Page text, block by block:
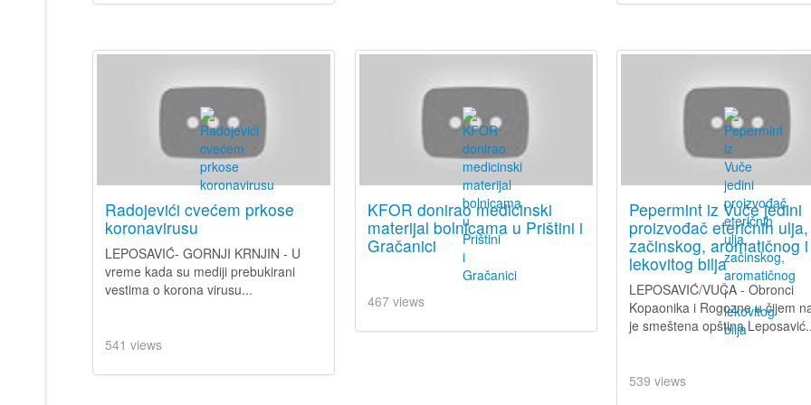
Radojevići cvećem prkose
koronavirusu
LEPOSAVIĆ- GORNJI KRNJIN - U
vreme kada su mediji prebukirani
vestima o korona virusu...
541 views
KFOR donirao medicinski
materijal bolnicama u Prištini i
Gračanici
467 views
Pepermint iz Vuče jedini
proizvođač eteričnih ulja,
začinskog, aromatičnog i
lekovitog bilja
LEPOSAVIĆ/VUČA - Obronci
Kopaonika i Rogozne u čijem
je smeštena opština
539 views